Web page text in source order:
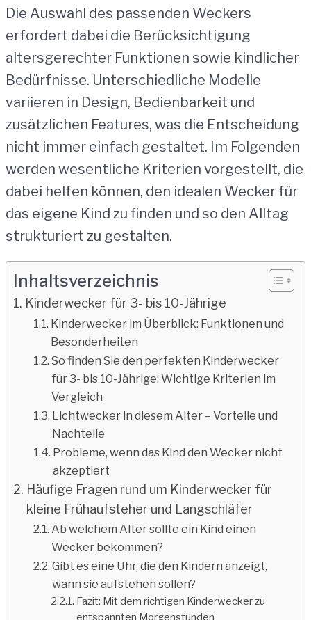
Die Auswahl des passenden Weckers
erfordert dabei die Berücksichtigung
altersgerechter Funktionen sowie kindlicher
Bedürfnisse. Unterschiedliche Modelle
variieren in Design, Bedienbarkeit und
zusätzlichen Features, was die Entscheidung
nicht immer einfach gestaltet. Im Folgenden
werden wesentliche Kriterien vorgestellt, die
dabei helfen können, den idealen Wecker für
das eigene Kind zu finden und so den Alltag
strukturiert zu gestalten.
Inhaltsverzeichnis
Kinderwecker für 3- bis 10-Jährige
Kinderwecker im Überblick: Funktionen und
Besonderheiten
So finden Sie den perfekten Kinderwecker
für 3- bis 10-Jährige: Wichtige Kriterien im
Vergleich
Lichtwecker in diesem Alter – Vorteile und
Nachteile
Probleme, wenn das Kind den Wecker nicht
akzeptiert
Häufige Fragen rund um Kinderwecker für
kleine Frühaufsteher und Langschläfer
Ab welchem ​​Alter sollte ein Kind einen
Wecker bekommen?
Gibt es eine Uhr, die den Kindern anzeigt,
wann sie aufstehen sollen?
Fazit: Mit dem richtigen Kinderwecker zu
entspannten Morgenstunden